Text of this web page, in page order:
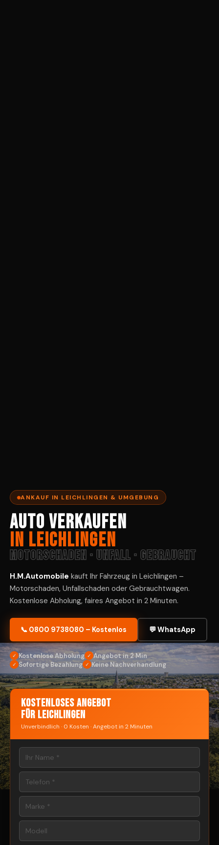
ANKAUF IN LEICHLINGEN & UMGEBUNG
Auto verkaufen
in Leichlingen
Motorschaden · Unfall · Gebraucht
H.M.Automobile kauft Ihr Fahrzeug in Leichlingen –
Motorschaden, Unfallschaden oder Gebrauchtwagen.
Kostenlose Abholung, faires Angebot in 2 Minuten.
📞 0800 9738080 – Kostenlos 💬 WhatsApp
✓ Kostenlose Abholung ✓ Angebot in 2 Min
✓ Sofortige Bezahlung ✓ Keine Nachverhandlung
Kostenloses Angebot
für Leichlingen
Unverbindlich · 0 Kosten · Angebot in 2 Minuten